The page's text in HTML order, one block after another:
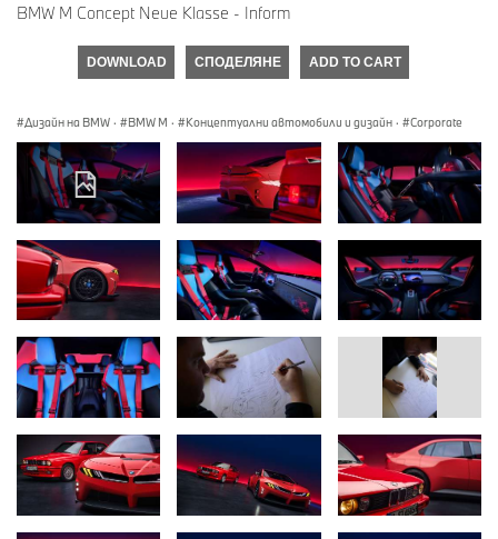
BMW M Concept Neue Klasse - Inform
DOWNLOAD СПОДЕЛЯНЕ ADD TO CART
Дизайн на BMW · BMW M · Концептуални автомобили и дизайн · Corporate